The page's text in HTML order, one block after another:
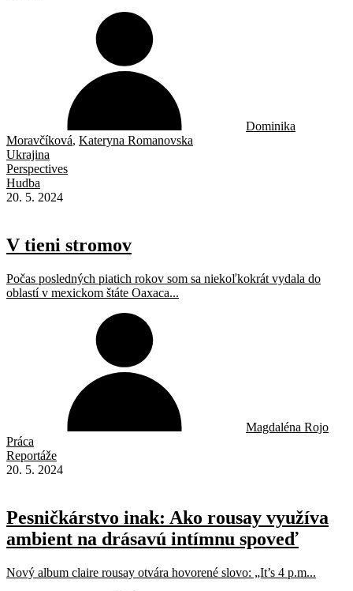
Dominika
Moravčíková, Kateryna Romanovska
Ukrajina
Perspectives
Hudba
20. 5. 2024
V tieni stromov
Počas posledných piatich rokov som sa niekoľkokrát vydala do
oblastí v mexickom štáte Oaxaca...
Magdaléna Rojo
Práca
Reportáže
20. 5. 2024
Pesničkárstvo inak: Ako rousay využíva
ambient na drásavú intímnu spoveď
Nový album claire rousay otvára hovorené slovo: „It’s 4 p.m...